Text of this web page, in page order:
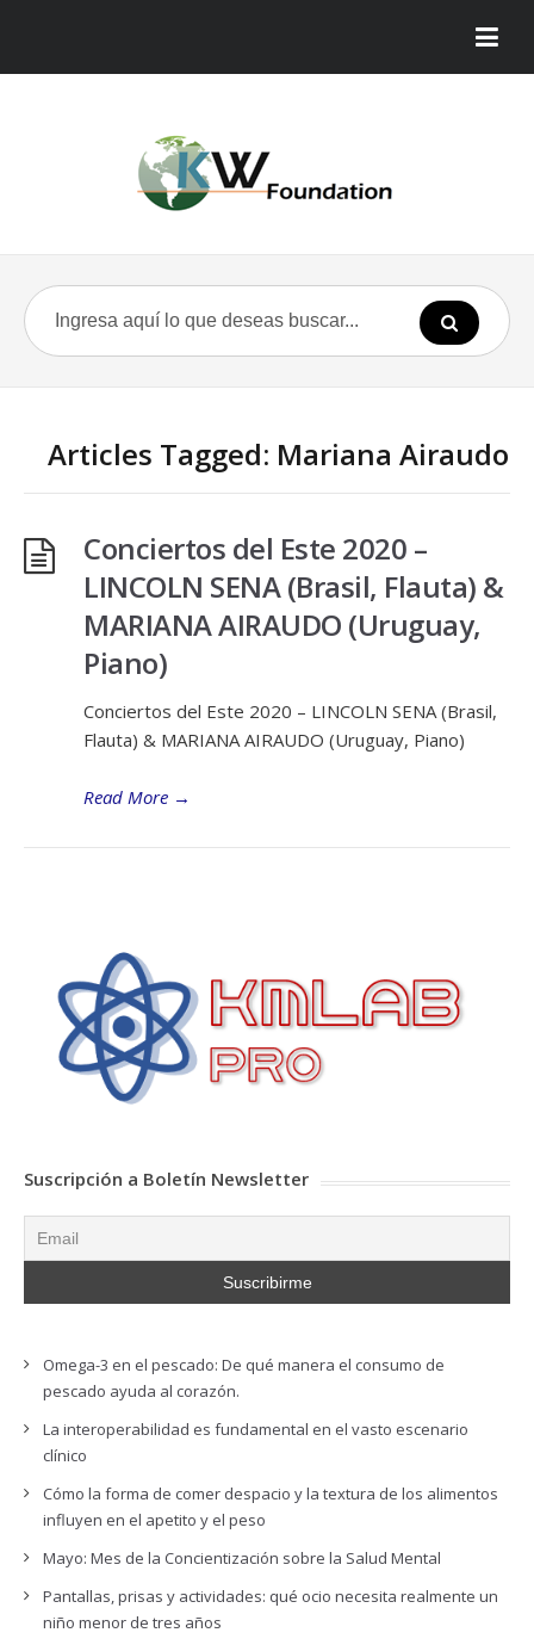
Articles Tagged: Mariana Airaudo
Conciertos del Este 2020 –
LINCOLN SENA (Brasil, Flauta) &
MARIANA AIRAUDO (Uruguay,
Piano)
Conciertos del Este 2020 – LINCOLN SENA (Brasil,
Flauta) & MARIANA AIRAUDO (Uruguay, Piano)
Read More →
Suscripción a Boletín Newsletter
Omega-3 en el pescado: De qué manera el consumo de
pescado ayuda al corazón.
La interoperabilidad es fundamental en el vasto escenario
clínico
Cómo la forma de comer despacio y la textura de los alimentos
influyen en el apetito y el peso
Mayo: Mes de la Concientización sobre la Salud Mental
Pantallas, prisas y actividades: qué ocio necesita realmente un
niño menor de tres años